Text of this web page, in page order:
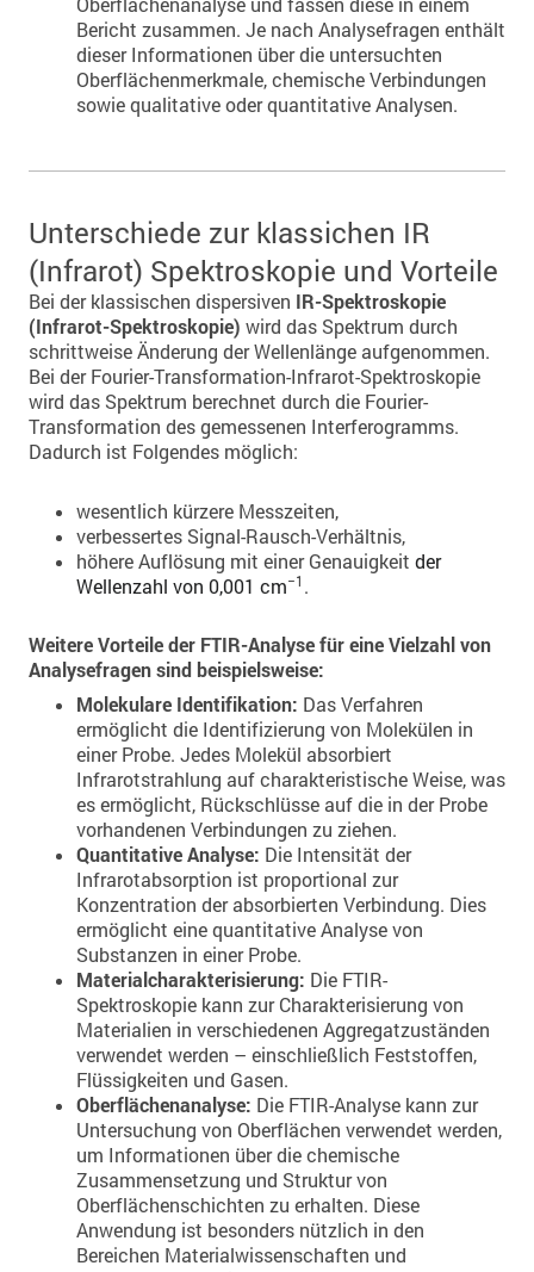
Bericht zusammen. Je nach Analysefragen enthält
dieser Informationen über die untersuchten
Oberflächenmerkmale, chemische Verbindungen
sowie qualitative oder quantitative Analysen.
Unterschiede zur klassichen IR
(Infrarot) Spektroskopie und Vorteile
Bei der klassischen dispersiven IR-Spektroskopie
(Infrarot-Spektroskopie) wird das Spektrum durch
schrittweise Änderung der Wellenlänge aufgenommen.
Bei der Fourier-Transformation-Infrarot-Spektroskopie
wird das Spektrum berechnet durch die Fourier-
Transformation des gemessenen Interferogramms.
Dadurch ist Folgendes möglich:
wesentlich kürzere Messzeiten,
verbessertes Signal-Rausch-Verhältnis,
höhere Auflösung mit einer Genauigkeit der
Wellenzahl von 0,001 cm−1 .
Weitere Vorteile der FTIR-Analyse für eine Vielzahl von
Analysefragen sind beispielsweise:
Molekulare Identifikation: Das Verfahren
ermöglicht die Identifizierung von Molekülen in
einer Probe. Jedes Molekül absorbiert
Infrarotstrahlung auf charakteristische Weise, was
es ermöglicht, Rückschlüsse auf die in der Probe
vorhandenen Verbindungen zu ziehen.
Quantitative Analyse: Die Intensität der
Infrarotabsorption ist proportional zur
Konzentration der absorbierten Verbindung. Dies
ermöglicht eine quantitative Analyse von
Substanzen in einer Probe.
Materialcharakterisierung: Die FTIR-
Spektroskopie kann zur Charakterisierung von
Materialien in verschiedenen Aggregatzuständen
verwendet werden – einschließlich Feststoffen,
Flüssigkeiten und Gasen.
Oberflächenanalyse: Die FTIR-Analyse kann zur
Untersuchung von Oberflächen verwendet werden,
um Informationen über die chemische
Zusammensetzung und Struktur von
Oberflächenschichten zu erhalten. Diese
Anwendung ist besonders nützlich in den
Bereichen Materialwissenschaften und